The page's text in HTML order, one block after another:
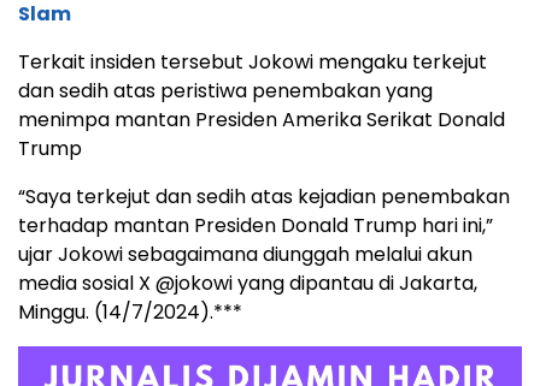
Slam
Terkait insiden tersebut Jokowi mengaku terkejut
dan sedih atas peristiwa penembakan yang
menimpa mantan Presiden Amerika Serikat Donald
Trump
“Saya terkejut dan sedih atas kejadian penembakan
terhadap mantan Presiden Donald Trump hari ini,”
ujar Jokowi sebagaimana diunggah melalui akun
media sosial X @jokowi yang dipantau di Jakarta,
Minggu. (14/7/2024).***